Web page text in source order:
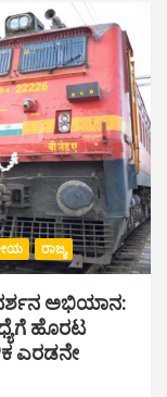
ರಾಜ್ಯ
ಅಭಿಯಾನ:
ಹೊರಟ
ಎರಡನೇ